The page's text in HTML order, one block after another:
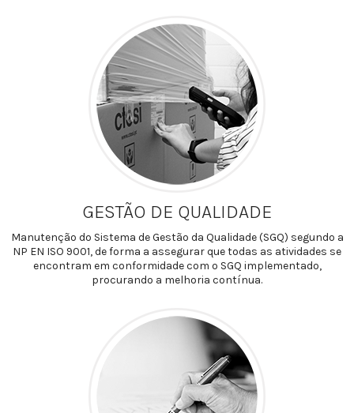
GESTÃO DE QUALIDADE
Manutenção do Sistema de Gestão da Qualidade (SGQ) segundo a
NP EN ISO 9001, de forma a assegurar que todas as atividades se
encontram em conformidade com o SGQ implementado,
procurando a melhoria contínua.